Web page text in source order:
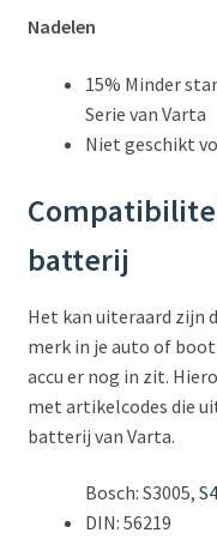
Nadelen
15% Minder
Serie van Varta
Niet geschikt
batterij
Het kan uiteraard zijn
merk in je auto of
accu er nog in zit.
met artikelcodes die
batterij van Varta.
Bosch: S3005,
DIN: 56219